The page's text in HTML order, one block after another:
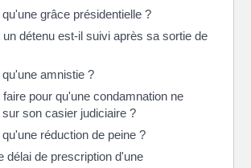
grâce présidentielle ?
détenu est-il suivi après sa sortie de
amnistie ?
pour qu'une condamnation ne
son casier judiciaire ?
réduction de peine ?
délai de prescription d'une